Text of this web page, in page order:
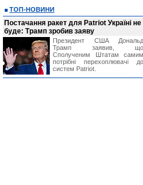
ТОП-НОВИНИ
Постачання ракет для Patriot Україні не
буде: Трамп зробив заяву
Президент США Дональд
Трамп заявив, що
Сполученим Штатам самим
потрібні перехоплювачі до
систем Patriot.